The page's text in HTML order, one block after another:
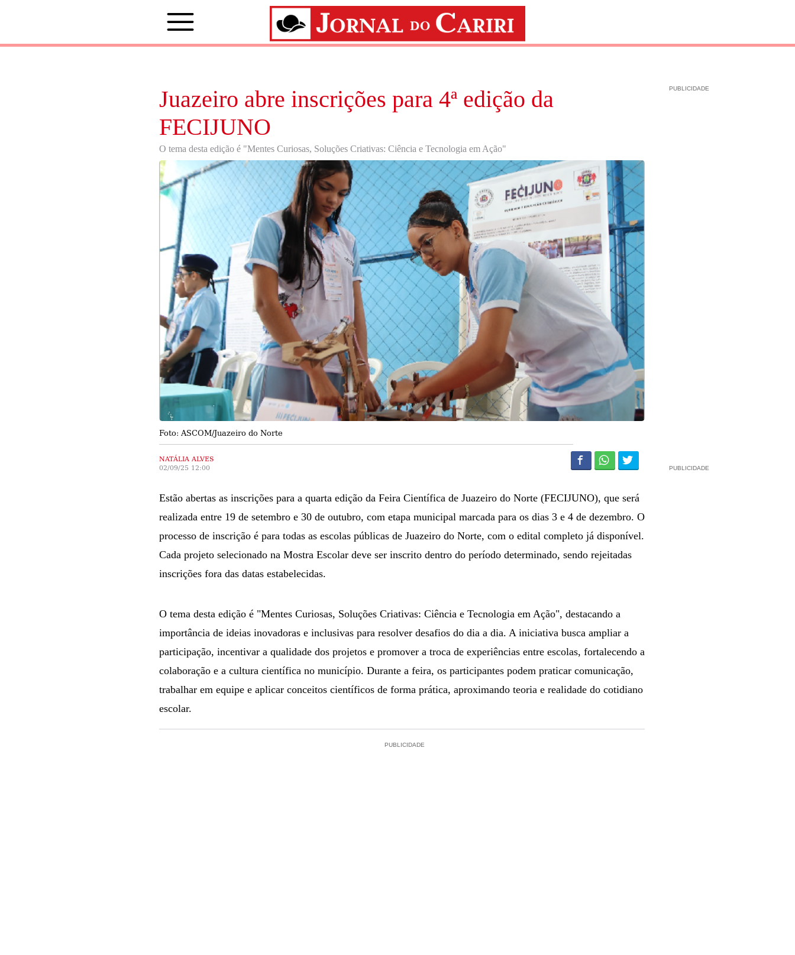
Juazeiro abre inscrições para 4ª edição da
FECIJUNO
O tema desta edição é "Mentes Curiosas, Soluções Criativas: Ciência e Tecnologia em Ação"
Foto: ASCOM/Juazeiro do Norte
NATÁLIA ALVES
02/09/25 12:00
Estão abertas as inscrições para a quarta edição da Feira Científica de Juazeiro do Norte (FECIJUNO), que será
realizada entre 19 de setembro e 30 de outubro, com etapa municipal marcada para os dias 3 e 4 de dezembro. O
processo de inscrição é para todas as escolas públicas de Juazeiro do Norte, com o edital completo já disponível.
Cada projeto selecionado na Mostra Escolar deve ser inscrito dentro do período determinado, sendo rejeitadas
inscrições fora das datas estabelecidas.
O tema desta edição é "Mentes Curiosas, Soluções Criativas: Ciência e Tecnologia em Ação", destacando a
importância de ideias inovadoras e inclusivas para resolver desafios do dia a dia. A iniciativa busca ampliar a
participação, incentivar a qualidade dos projetos e promover a troca de experiências entre escolas, fortalecendo a
colaboração e a cultura científica no município. Durante a feira, os participantes podem praticar comunicação,
trabalhar em equipe e aplicar conceitos científicos de forma prática, aproximando teoria e realidade do cotidiano
escolar.
PUBLICIDADE
PUBLICIDADE
PUBLICIDADE